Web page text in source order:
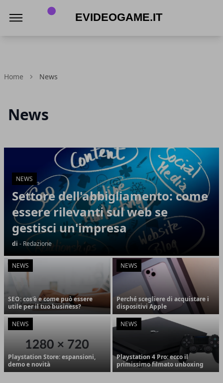
Home News
News
Articoli in Evidenza
NEWS
Settore dell'abbigliamento: come
essere rilevanti sul web se
gestisci un'impresa
di - Redazione
NEWS
SEO: cos'è e come può essere
utile per il tuo business?
NEWS
Perché scegliere di acquistare i
dispositivi Apple
NEWS
Playstation Store: espansioni,
demo e novità
NEWS
Playstation 4 Pro: ecco il
primissimo filmato unboxing